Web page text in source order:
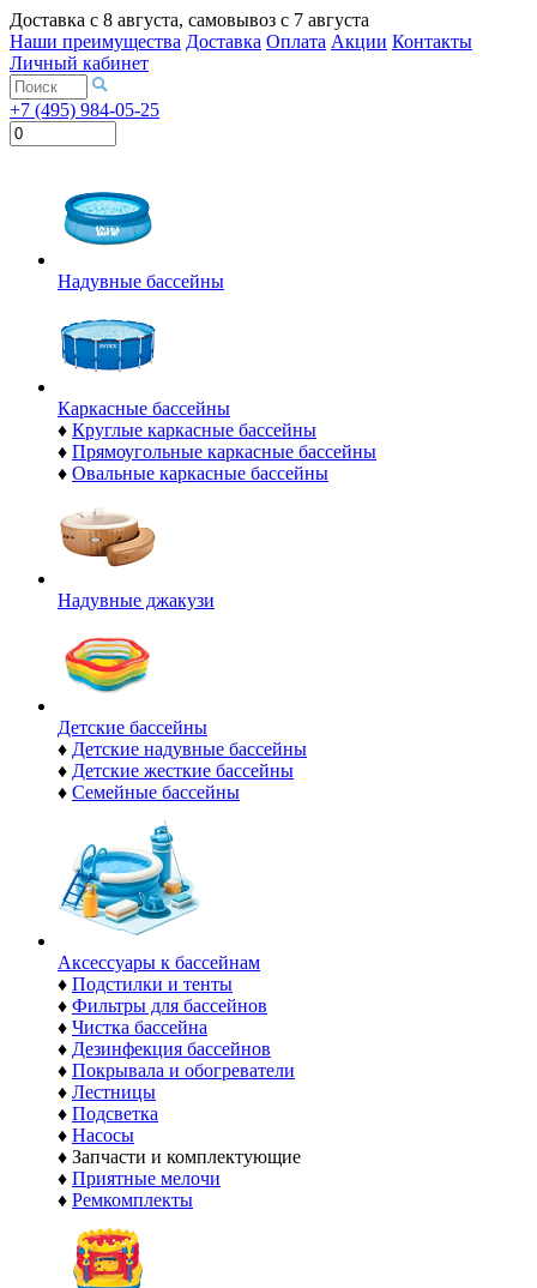
Доставка с 8 августа, самовывоз с 7 августа
Наши преимущества Доставка Оплата Акции Контакты
Личный кабинет
+7 (495) 984-05-25
Надувные бассейны
Каркасные бассейны
♦ Круглые каркасные бассейны
♦ Прямоугольные каркасные бассейны
♦ Овальные каркасные бассейны
Надувные джакузи
Детские бассейны
♦ Детские надувные бассейны
♦ Детские жесткие бассейны
♦ Семейные бассейны
Аксессуары к бассейнам
♦ Подстилки и тенты
♦ Фильтры для бассейнов
♦ Чистка бассейна
♦ Дезинфекция бассейнов
♦ Покрывала и обогреватели
♦ Лестницы
♦ Подсветка
♦ Насосы
♦ Запчасти и комплектующие
♦ Приятные мелочи
♦ Ремкомплекты